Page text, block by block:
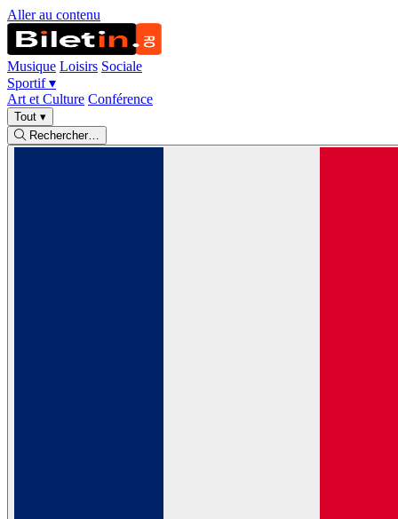
Aller au contenu
Musique Loisirs Sociale
Sportif▾
Art et Culture Conférence
Tout ▾
Rechercher…